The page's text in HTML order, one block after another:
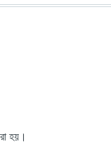
হয়।